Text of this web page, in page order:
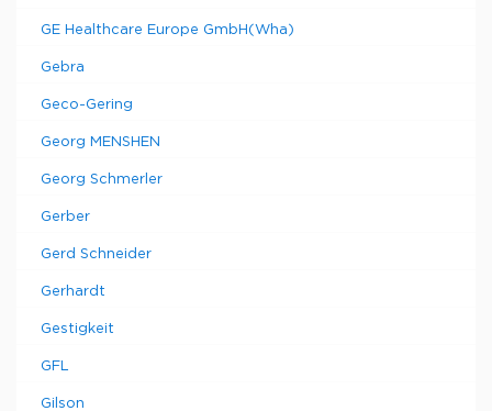
GE Healthcare Europe GmbH(Wha)
Gebra
Geco-Gering
Georg MENSHEN
Georg Schmerler
Gerber
Gerd Schneider
Gerhardt
Gestigkeit
GFL
Gilson